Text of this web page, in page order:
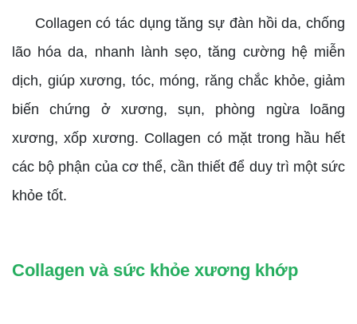
Collagen có tác dụng tăng sự đàn hồi da, chống
lão hóa da, nhanh lành sẹo, tăng cường hệ miễn
dịch, giúp xương, tóc, móng, răng chắc khỏe, giảm
biến chứng ở xương, sụn, phòng ngừa loãng
xương, xốp xương. Collagen có mặt trong hầu hết
các bộ phận của cơ thể, cần thiết để duy trì một sức
khỏe tốt.
Collagen và sức khỏe xương khớp